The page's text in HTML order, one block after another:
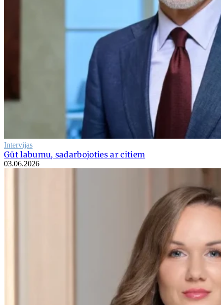
Intervijas
Gūt labumu, sadarbojoties ar citiem
03.06.2026